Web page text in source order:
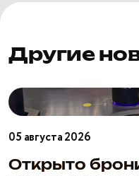
Другие
Открыто
бронирование
экскурсий
на
05 августа 2026
Открыто